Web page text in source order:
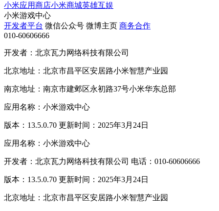
小米应用商店小米商城英雄互娱
小米游戏中心
开发者平台 微信公众号 微博主页 商务合作
010-60606666
开发者：北京瓦力网络科技有限公司
北京地址：北京市昌平区安居路小米智慧产业园
南京地址：南京市建邺区永初路37号小米华东总部
应用名称：小米游戏中心
版本：13.5.0.70 更新时间：2025年3月24日
应用名称：小米游戏中心
开发者：北京瓦力网络科技有限公司 电话：010-60606666
版本：13.5.0.70 更新时间：2025年3月24日
北京地址：北京市昌平区安居路小米智慧产业园